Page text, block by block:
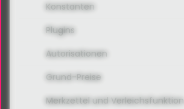
Konstanten
Plugins
Autorisationen
Grund-Preise
Merkzettel und Verleichsfunktion